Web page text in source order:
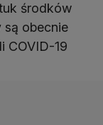
środków
obecnie
COVID-19